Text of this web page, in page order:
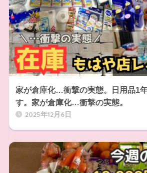
家が倉庫化…衝撃の実態。日用品1
す。家が倉庫化…衝撃の実態。
2025年12月6日